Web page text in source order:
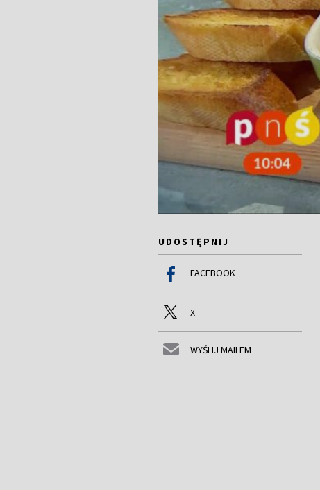
UDOSTĘPNIJ
FACEBOOK
X
WYŚLIJ MAILEM